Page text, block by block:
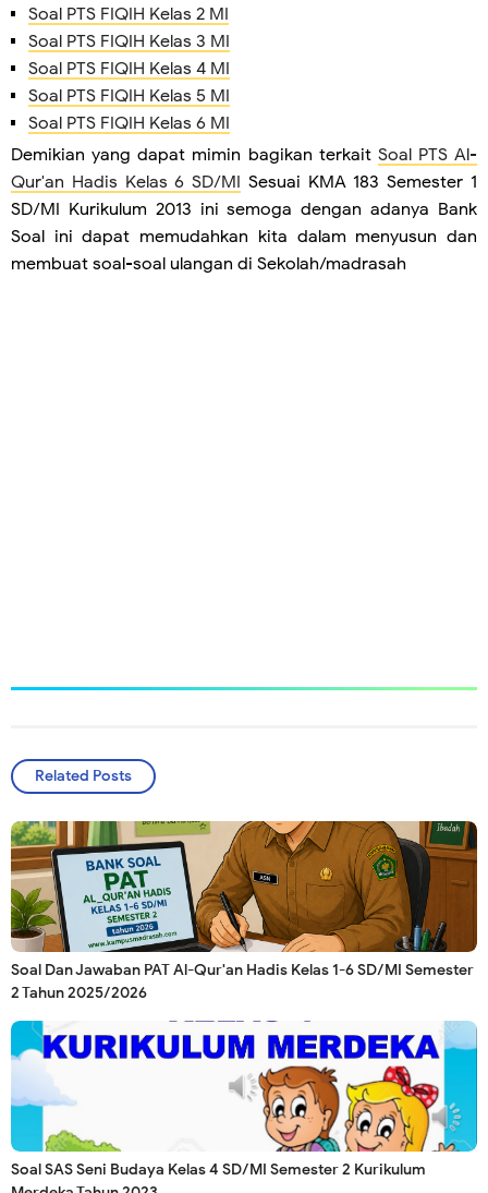
Soal PTS FIQIH Kelas 2 MI
Soal PTS FIQIH Kelas 3 MI
Soal PTS FIQIH Kelas 4 MI
Soal PTS FIQIH Kelas 5 MI
Soal PTS FIQIH Kelas 6 MI
Demikian yang dapat mimin bagikan terkait Soal PTS Al-
Qur'an Hadis Kelas 6 SD/MI Sesuai KMA 183 Semester 1
SD/MI Kurikulum 2013 ini semoga dengan adanya Bank
Soal ini dapat memudahkan kita dalam menyusun dan
membuat soal-soal ulangan di Sekolah/madrasah
Related Posts
Soal Dan Jawaban PAT Al-Qur'an Hadis Kelas 1-6 SD/MI Semester
2 Tahun 2025/2026
Soal SAS Seni Budaya Kelas 4 SD/MI Semester 2 Kurikulum